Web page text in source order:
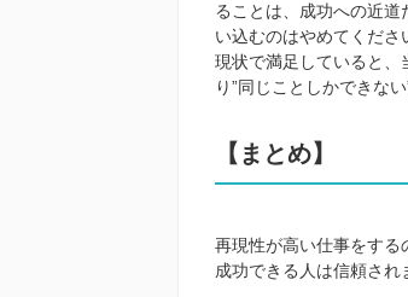
ることは、成功への近
い込むのはやめてくださ
現状で満足していると、
り”同じことしかできな
【まとめ】
再現性が高い仕事をする
成功できる人は信頼され